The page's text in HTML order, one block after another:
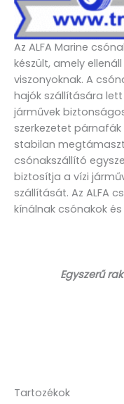
Az ALFA Marine
készült, amely
viszonyoknak. A
hajók szállítására
járművek
szerkezetet
stabilan
csónakszállító
biztosítja a vízi
szállítását. Az ALFA
kínálnak csónakok
Egyszerű
Tartozékok